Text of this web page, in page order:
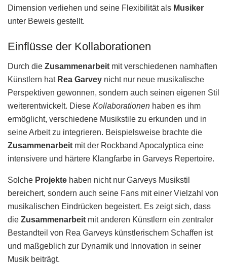
Dimension verliehen und seine Flexibilität als Musiker
unter Beweis gestellt.
Einflüsse der Kollaborationen
Durch die Zusammenarbeit mit verschiedenen namhaften
Künstlern hat Rea Garvey nicht nur neue musikalische
Perspektiven gewonnen, sondern auch seinen eigenen Stil
weiterentwickelt. Diese Kollaborationen haben es ihm
ermöglicht, verschiedene Musikstile zu erkunden und in
seine Arbeit zu integrieren. Beispielsweise brachte die
Zusammenarbeit mit der Rockband Apocalyptica eine
intensivere und härtere Klangfarbe in Garveys Repertoire.
Solche Projekte haben nicht nur Garveys Musikstil
bereichert, sondern auch seine Fans mit einer Vielzahl von
musikalischen Eindrücken begeistert. Es zeigt sich, dass
die Zusammenarbeit mit anderen Künstlern ein zentraler
Bestandteil von Rea Garveys künstlerischem Schaffen ist
und maßgeblich zur Dynamik und Innovation in seiner
Musik beiträgt.